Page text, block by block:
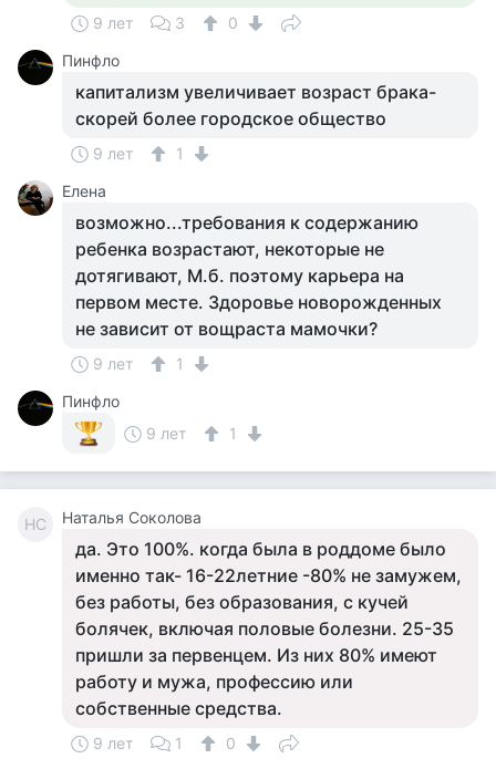
9 лет 3
0
Пинфло
капитализм увеличивает возраст брака-
скорей более городское общество
9 лет
1
Елена
возможно...требования к содержанию
ребенка возрастают, некоторые не
дотягивают, М.б. поэтому карьера на
первом месте. Здоровье новорожденных
не зависит от вощраста мамочки?
9 лет
1
Пинфло
9 лет
1
НС Наталья Соколова
да. Это 100%. когда была в роддоме было
именно так- 16-22летние -80% не замужем,
без работы, без образования, с кучей
болячек, включая половые болезни. 25-35
пришли за первенцем. Из них 80% имеют
работу и мужа, профессию или
собственные средства.
9 лет 1 0